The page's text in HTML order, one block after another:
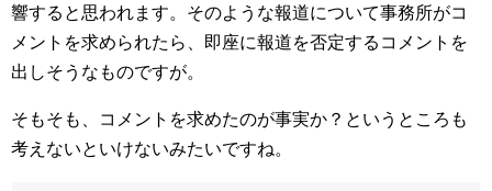
響すると思われます。そのような報道について事務所がコ
メントを求められたら、即座に報道を否定するコメントを
出しそうなものですが。
そもそも、コメントを求めたのが事実か？というところも
考えないといけないみたいですね。